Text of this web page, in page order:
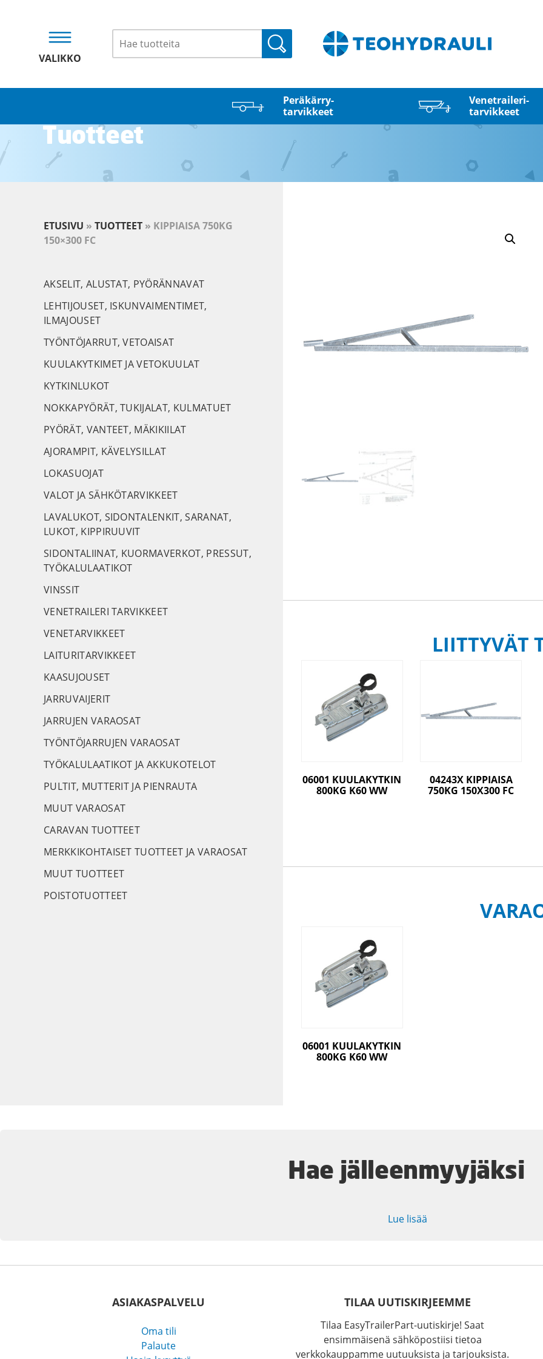
VALIKKO
Haku
Peräkärry­
tarvikkeet
Venetraileri­
tarvikkeet
Tuotteet
LIITTYVÄT
06001 KUULAKYTKIN
800KG K60 WW
04243X KIPPIAISA
750KG 150X300 FC
06001 KUULAKYTKIN
800KG K60 WW
ETUSIVU » TUOTTEET » KIPPIAISA 750KG
150×300 FC
AKSELIT, ALUSTAT, PYÖRÄNNAVAT
LEHTIJOUSET, ISKUNVAIMENTIMET,
ILMAJOUSET
TYÖNTÖJARRUT, VETOAISAT
KUULAKYTKIMET JA VETOKUULAT
KYTKINLUKOT
NOKKAPYÖRÄT, TUKIJALAT, KULMATUET
PYÖRÄT, VANTEET, MÄKIKIILAT
AJORAMPIT, KÄVELYSILLAT
LOKASUOJAT
VALOT JA SÄHKÖTARVIKKEET
LAVALUKOT, SIDONTALENKIT, SARANAT,
LUKOT, KIPPIRUUVIT
SIDONTALIINAT, KUORMAVERKOT, PRESSUT,
TYÖKALULAATIKOT
VINSSIT
VENETRAILERI TARVIKKEET
VENETARVIKKEET
LAITURITARVIKKEET
KAASUJOUSET
JARRUVAIJERIT
JARRUJEN VARAOSAT
TYÖNTÖJARRUJEN VARAOSAT
TYÖKALULAATIKOT JA AKKUKOTELOT
PULTIT, MUTTERIT JA PIENRAUTA
MUUT VARAOSAT
CARAVAN TUOTTEET
MERKKIKOHTAISET TUOTTEET JA VARAOSAT
MUUT TUOTTEET
POISTOTUOTTEET
Hae jälleenmyyjäksi
Lue lisää
ASIAKASPALVELU
Oma tili
Palaute
TILAA UUTISKIRJEEMME
Tilaa EasyTrailerPart-uutiskirje! Saat
ensimmäisenä sähköpostiisi tietoa
verkkokauppamme uutuuksista ja tarjouksista.